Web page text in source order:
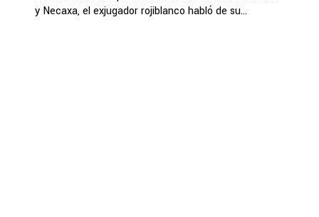
y Necaxa, el exjugador rojiblanco habló de su...